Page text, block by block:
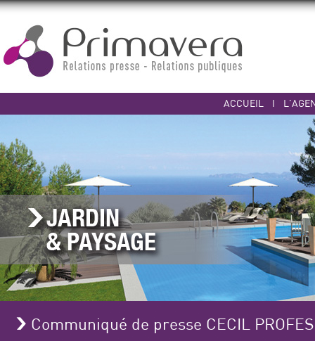
ACCUEIL I
Communiqué de presse CECIL